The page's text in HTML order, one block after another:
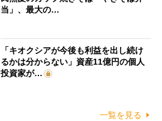
当」、最大の…
「キオクシアが今後も利益を出し続け
るかは分からない」資産11億円の個人
投資家が…
一覧を見る